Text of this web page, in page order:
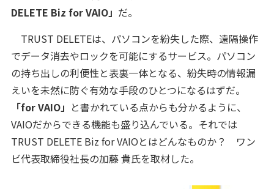
DELETE Biz for VAIO」 だ。
TRUST DELETEは、パソコンを紛失した際、遠隔操作
でデータ消去やロックを可能にするサービス。パソコン
の持ち出しの利便性と表裏一体となる、紛失時の情報漏
えいを未然に防ぐ有効な手段のひとつになるはずだ。
「for VAIO」 と書かれている点からも分かるように、
VAIOだからできる機能も盛り込んでいる。それでは
TRUST DELETE Biz for VAIOとはどんなものか？ ワン
ビ代表取締役社長の加藤 貴氏を取材した。